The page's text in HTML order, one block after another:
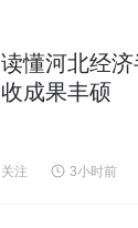
读懂河北经
收成果丰硕
关注 3小时前